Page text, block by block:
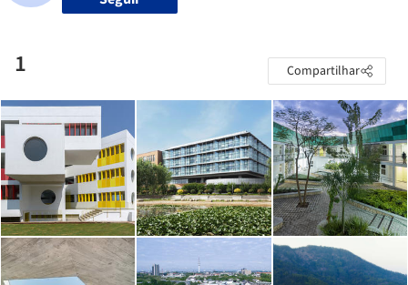
1 Compartilhar